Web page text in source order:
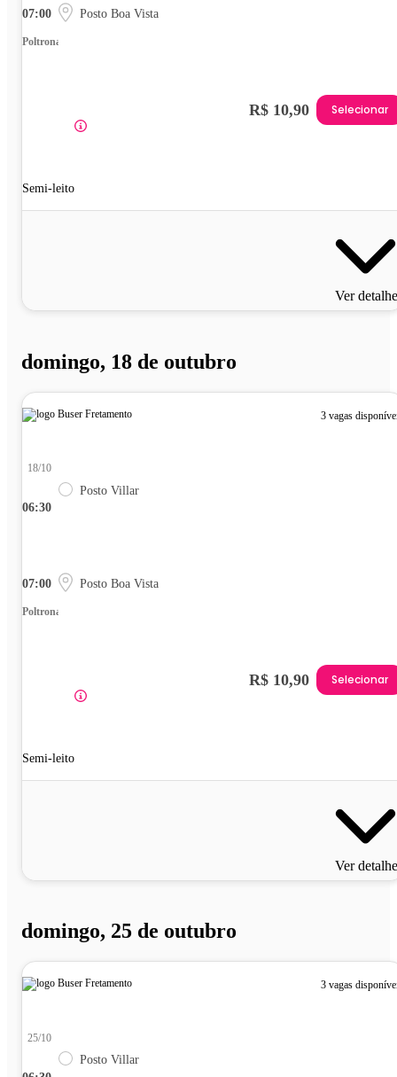
07:00 Posto Boa Vista
Poltrona
Semi-leito
R$ 10,90 Selecionar
Ver
domingo, 18 de outubro
3 vagas
06:30
18/10
Posto Villar
07:00 Posto Boa Vista
Poltrona
Semi-leito
R$ 10,90 Selecionar
Ver
domingo, 25 de outubro
3 vagas
25/10
Posto Villar